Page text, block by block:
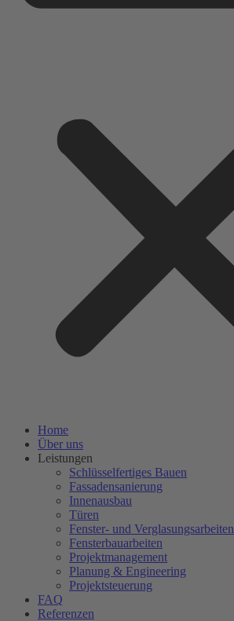
Home
Über uns
Leistungen
Schlüsselfertiges Bauen
Fassadensanierung
Innenausbau
Türen
Fenster- und Verglasungsarbeiten
Fensterbauarbeiten
Projektmanagement
Planung & Engineering
Projektsteuerung
FAQ
Referenzen